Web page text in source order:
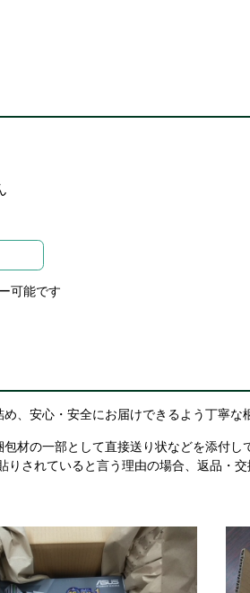
可能です
、安心・安全にお届けできるよう丁寧な
材の一部として直接送り状などを添付
されていると言う理由の場合、返品・